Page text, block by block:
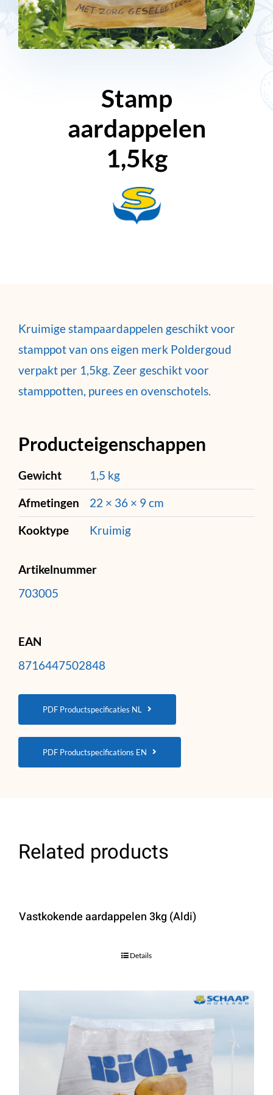
Stamp
aardappelen
1,5kg
Kruimige stampaardappelen geschikt voor
stamppot van ons eigen merk Poldergoud
verpakt per 1,5kg. Zeer geschikt voor
stamppotten, purees en ovenschotels.
Producteigenschappen
Gewicht
1,5 kg
Afmetingen
22 × 36 × 9 cm
Kooktype
Kruimig
Artikelnummer
703005
EAN
8716447502848
PDF Productspecificaties NL
PDF Productspecifications EN
Related products
Vastkokende aardappelen 3kg (Aldi)
Details